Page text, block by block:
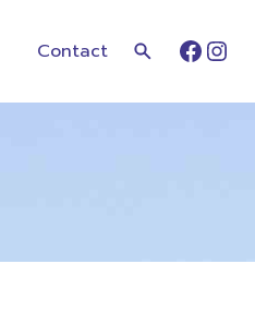
Contact